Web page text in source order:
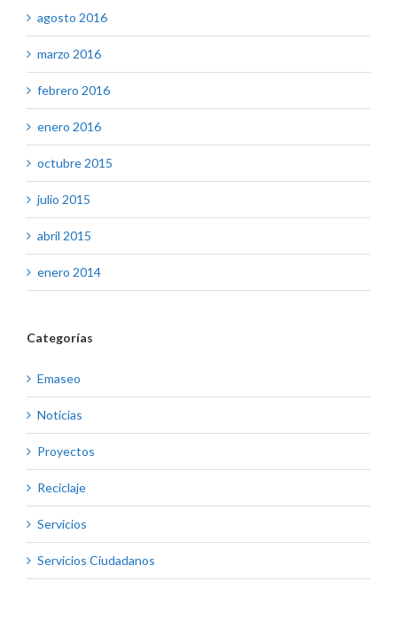
agosto 2016
marzo 2016
febrero 2016
enero 2016
octubre 2015
julio 2015
abril 2015
enero 2014
Categorías
Emaseo
Noticias
Proyectos
Reciclaje
Servicios
Servicios Ciudadanos